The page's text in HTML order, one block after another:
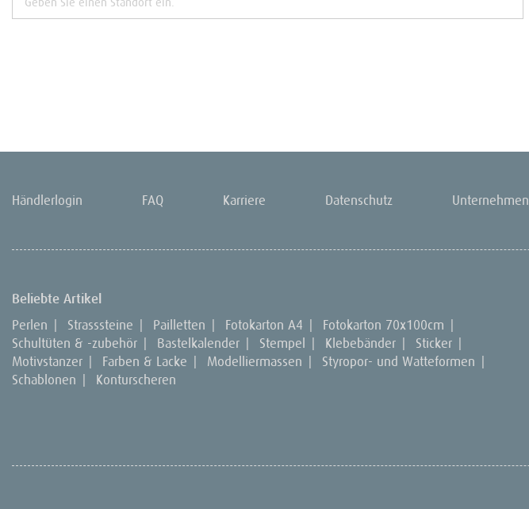
Händlerlogin FAQ Karriere Datenschutz Unternehmen
Beliebte Artikel
Perlen Strasssteine Pailletten Fotokarton A4 Fotokarton 70x100cm
Schultüten & -zubehör
Bastelkalender Stempel Klebebänder Sticker
Motivstanzer
Farben & Lacke Modelliermassen Styropor- und Watteformen
Schablonen
Konturscheren